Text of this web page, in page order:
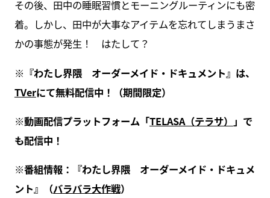
その後、田中の睡眠習慣とモーニングルーティンにも密
着。しかし、田中が大事なアイテムを忘れてしまうまさ
かの事態が発生！ はたして？
※『わたし界隈 オーダーメイド・ドキュメント』は、
TVerにて無料配信中！（期間限定）
※動画配信プラットフォーム「TELASA（テラサ） 」で
も配信中！
※番組情報：『わたし界隈 オーダーメイド・ドキュメ
ント』（バラバラ大作戦）